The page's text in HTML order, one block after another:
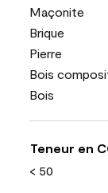
Maçonite
Brique
Pierre
Bois
Bois
Teneur en
< 50